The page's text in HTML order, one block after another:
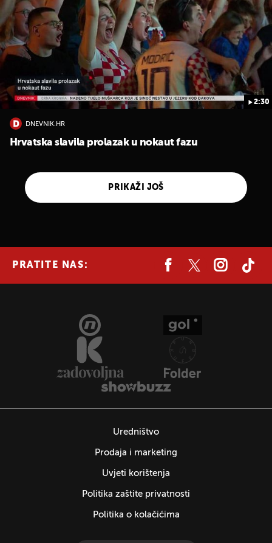
2:30
DNEVNIK.HR
Hrvatska slavila prolazak u nokaut fazu
PRIKAŽI JOŠ
PRATITE NAS:
Uredništvo
Prodaja i marketing
Uvjeti korištenja
Politika zaštite privatnosti
Politika o kolačićima